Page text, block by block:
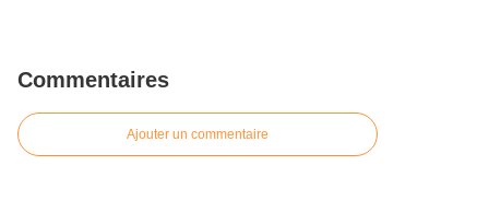
Commentaires
Ajouter un commentaire